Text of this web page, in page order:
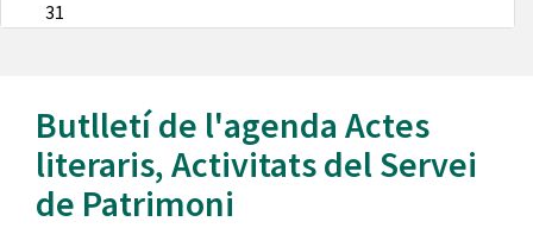
31
Butlletí de l'agenda Actes
literaris,Activitats del Servei
de Patrimoni